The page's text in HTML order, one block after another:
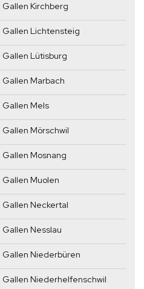
Gallen Kirchberg
Gallen Lichtensteig
Gallen Lütisburg
Gallen Marbach
Gallen Mels
Gallen Mörschwil
Gallen Mosnang
Gallen Muolen
Gallen Neckertal
Gallen Nesslau
Gallen Niederbüren
Gallen Niederhelfenschwil